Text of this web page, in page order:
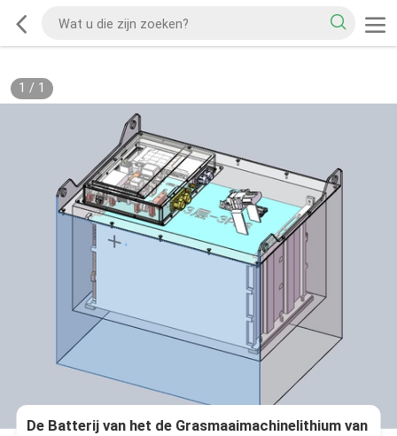
1 / 1
De Batterij van het de Grasmaaimachinelithium van